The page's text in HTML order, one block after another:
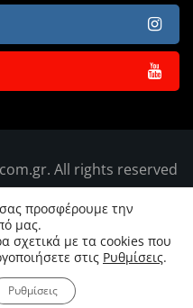
All rights reserved
προσφέρουμε την
μας.
σχετικά με τα cookies που
στις Ρυθμίσεις.
Ρυθμίσεις